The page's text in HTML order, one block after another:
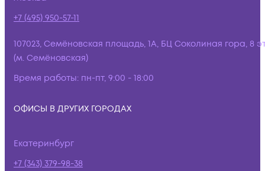
+7 (495) 950-57-11
107023, Семёновская площадь, 1А, БЦ Соколиная гора, 8
(м. Семёновская)
Время работы: пн-пт, 9:00 - 18:00
ОФИСЫ В ДРУГИХ ГОРОДАХ
Екатеринбург
+7 (343) 379-98-38